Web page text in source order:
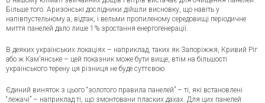
Більше того. Аризонські дослідники дійшли висновку, що навіть у
напівпустельному а, відтак, і вельми пропиленому середовищі періодичне
миття панелей дало лише 1% зростання енергогенерації.
В деяких українських локаціях – наприклад, таких як Запоріжжя, Кривий Ріг
або ж Кам’янське – цей показник може бути вище, втім на більшості
українського терену ця різниця не буде суттєвою.
Єдиний виняток з цього “золотого правила панелей” – ті, які встановлені
“лежачі” – наприклад ті, що змонтовани пласких дахах. Для цих панелей